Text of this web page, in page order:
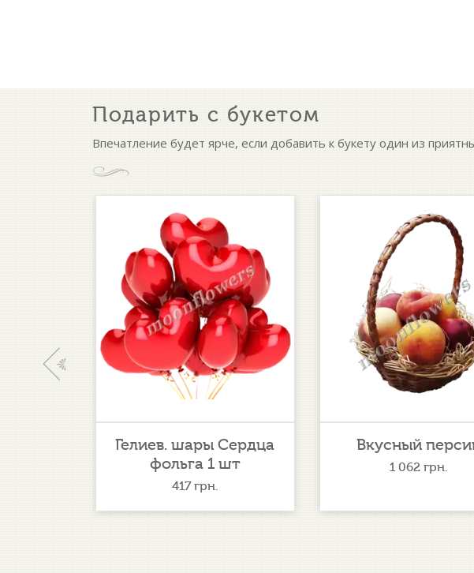
Подарить с букетом
Впечатление будет ярче, если добавить к букету один из
Гелиев. шары Сердца
фольга 1 шт
417грн.
Вкусный
1 062грн.
‹